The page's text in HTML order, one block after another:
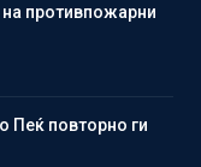
противпожарни
Пеќ повторно ги